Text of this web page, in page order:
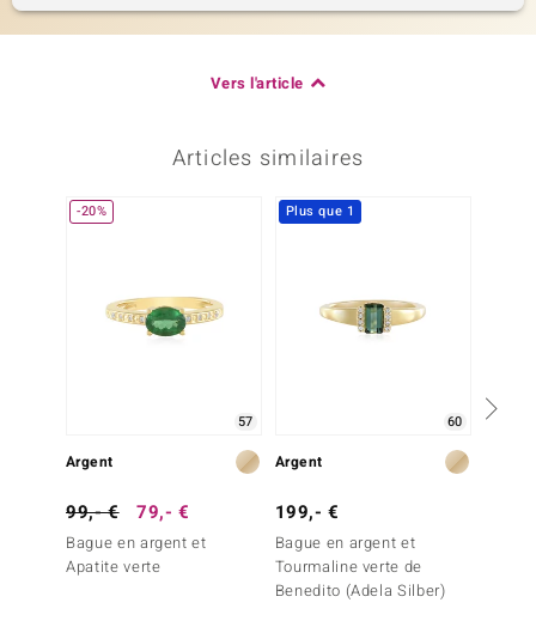
Vers l'article
Articles similaires
-20%
57
Argent
99,- € 79,- €
Bague en argent et
Apatite verte
Plus que 1
60
Argent
199,- €
Bague en argent et
Tourmaline verte de
Benedito (Adela Silber)